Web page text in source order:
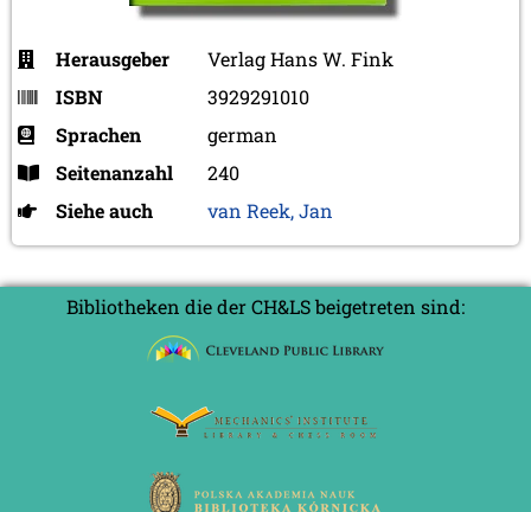
Herausgeber
Verlag Hans W. Fink
ISBN
3929291010
Sprachen
german
Seitenanzahl
240
Siehe auch
van Reek, Jan
Bibliotheken die der CH&LS beigetreten sind: